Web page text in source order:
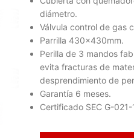
diámetro.
Válvula control de gas
Parrilla 430x430mm.
Perilla de 3 mandos
evita fracturas de
desprendimiento de
Garantía 6 meses.
Certificado SEC G-